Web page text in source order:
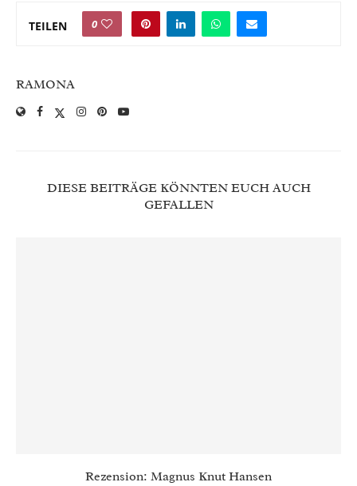
TEILEN 0
RAMONA
DIESE BEITRÄGE KÖNNTEN EUCH AUCH
GEFALLEN
Rezension: Magnus Knut Hansen